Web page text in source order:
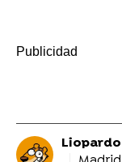
Liopardo